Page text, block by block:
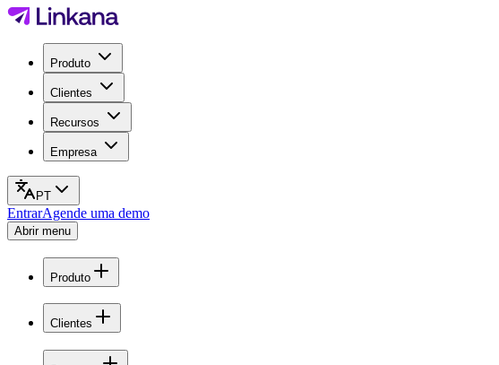
Produto
Clientes
Recursos
Empresa
PT
EntrarAgende uma demo
Abrir menu
Produto
Clientes